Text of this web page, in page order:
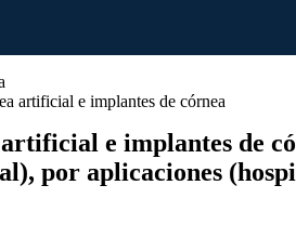
artificial e implantes de córnea
e implantes de
por aplicaciones